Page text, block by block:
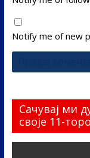
Notify me of new
Сачувај ми
своје 11-